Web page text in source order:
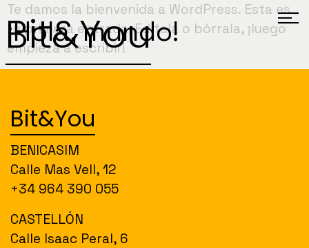
Bit&You
¡Hola, mundo!
Te damos la bienvenida a WordPress. Esta es
tu primera entrada. Edítala o bórrala, ¡luego
empieza a escribir!
Bit&You
BENICASIM
Calle Mas Vell, 12
+34 964 390 055
CASTELLÓN
Calle Isaac Peral, 6